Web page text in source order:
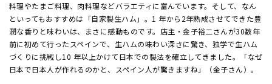
料理やたまご料理、肉料理などバラエティに富んでいます。そして、なん
といってもおすすめは「自家製生ハム」。1 年から2年熟成させてできた豊
潤な香りと味わいは、まさに感動ものです。店主・金子裕二さんが30数年
前に初めて行ったスペインで、生ハムの味わい深さに驚き、独学で生ハム
づくりに挑戦し10 年以上かけて日本での製法を確立してきました。「なぜ
日本で日本人が作れるのかと、スペイン人が驚きますね」（金子さん）。